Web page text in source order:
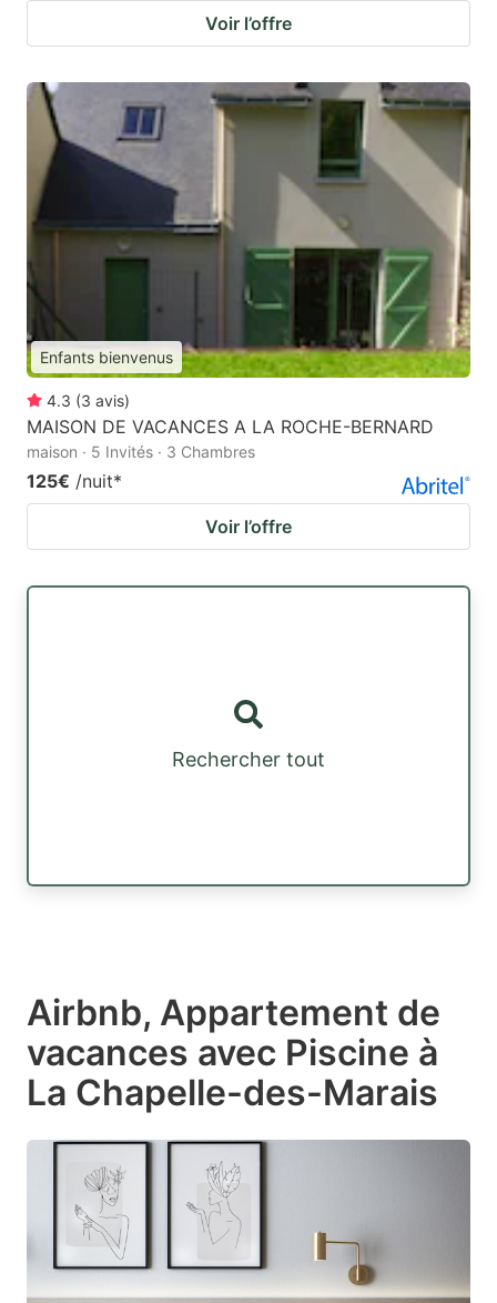
Voir l’offre
Enfants bienvenus
4.3 (3 avis)
MAISON DE VACANCES A LA ROCHE-BERNARD
maison · 5 Invités · 3 Chambres
125€ /nuit*
Voir l’offre
Rechercher tout
Airbnb, Appartement de
vacances avec Piscine à
La Chapelle-des-Marais